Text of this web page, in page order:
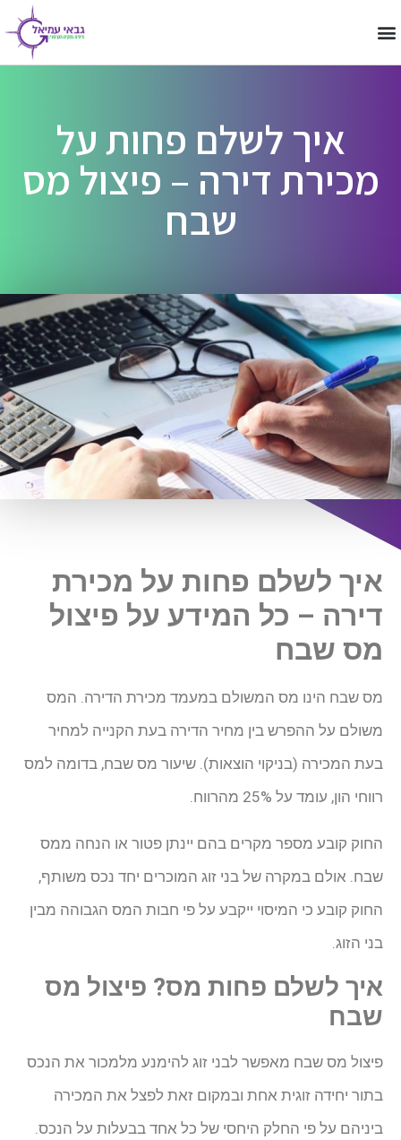
איך לשלם פחות על
מכירת דירה – פיצול מס
שבח
איך לשלם פחות על מכירת
דירה – כל המידע על פיצול
מס שבח
מס שבח הינו מס המשולם במעמד מכירת הדירה. המס
משולם על ההפרש בין מחיר הדירה בעת הקנייה למחיר
בעת המכירה (בניקוי הוצאות). שיעור מס שבח, בדומה למס
רווחי הון, עומד על 25% מהרווח.
החוק קובע מספר מקרים בהם יינתן פטור או הנחה ממס
שבח. אולם במקרה של בני זוג המוכרים יחד נכס משותף,
החוק קובע כי המיסוי ייקבע על פי חבות המס הגבוהה מבין
בני הזוג.
איך לשלם פחות מס? פיצול מס
שבח
פיצול מס שבח מאפשר לבני זוג להימנע מלמכור את הנכס
בתור יחידה זוגית אחת ובמקום זאת לפצל את המכירה
ביניהם על פי החלק היחסי של כל אחד בבעלות על הנכס.